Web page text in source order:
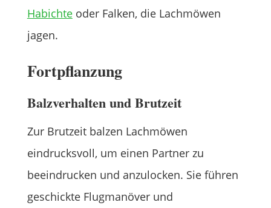
Habichteoder Falken, die Lachmöwen
jagen.
Fortpflanzung
Balzverhalten und Brutzeit
Zur Brutzeit balzen Lachmöwen
eindrucksvoll, um einen Partner zu
beeindrucken und anzulocken. Sie führen
geschickte Flugmanöver und